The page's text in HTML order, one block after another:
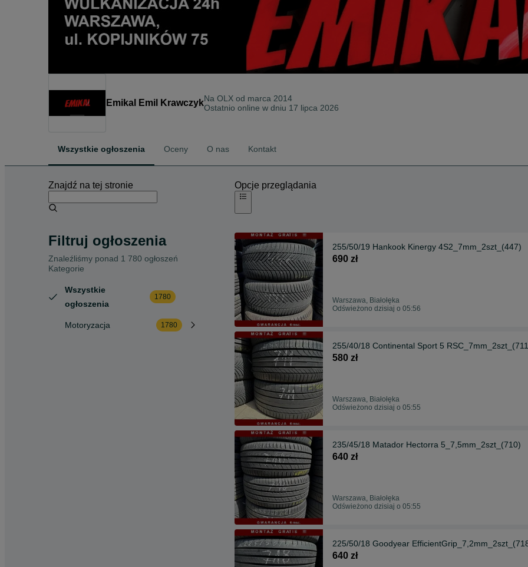
Emikal Emil KrawczykNa OLX od marca 2014
Ostatnio online w dniu 17 lipca 2026
Wszystkie ogłoszenia Oceny O nas Kontakt
Znajdź na tej stronie
Filtruj ogłoszenia
Znaleźliśmy ponad 1 780 ogłoszeń
Kategorie
Wszystkie
ogłoszenia
1780
Motoryzacja 1780
Opcje przeglądania
255/50/19 Hankook Kinergy 4S2_7mm_2szt_(447)
690 zł
Warszawa, Białołęka
Odświeżono dzisiaj o 05:56
255/40/18 Continental Sport 5
580 zł
Warszawa, Białołęka
Odświeżono dzisiaj o 05:55
235/45/18 Matador Hectorra 5_7,5mm_2szt_(710)
640 zł
Warszawa, Białołęka
Odświeżono dzisiaj o 05:55
225/50/18 Goodyear
640 zł